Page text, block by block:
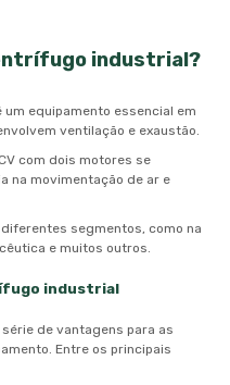
industrial?
um equipamento essencial em
ventilação e exaustão.
com dois motores se
na movimentação de ar e
segmentos, como na
e muitos outros.
industrial
de vantagens para as
Entre os principais